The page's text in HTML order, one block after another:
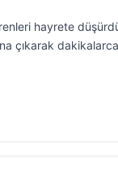
hayrete
çıkarak